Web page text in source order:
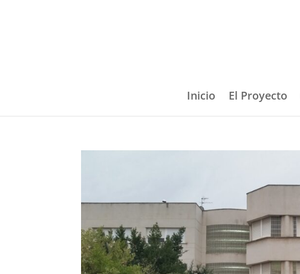
Inicio El Proyecto